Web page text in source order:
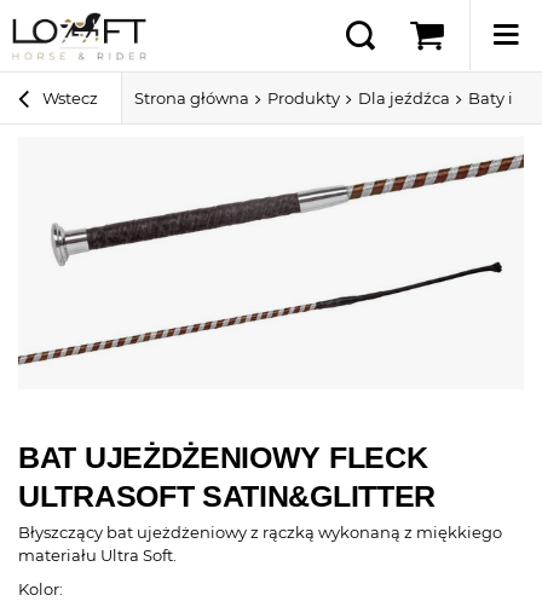
Wstecz Strona główna Produkty Dla jeźdźca Baty i
BAT UJEŻDŻENIOWY FLECK
ULTRASOFT SATIN&GLITTER
Błyszczący bat ujeżdżeniowy z rączką wykonaną z miękkiego
materiału Ultra Soft.
Kolor: